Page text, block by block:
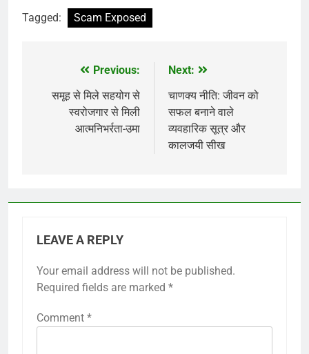
Tagged: Scam Exposed
navigation
Previous:
समूह से मिले सहयोग से
स्वरोजगार से मिली
आत्मनिभर्रता-उमा
Next:
चाणक्य नीति: जीवन को
सफल बनाने वाले
व्यवहारिक सूत्र और
कालजयी सीख
LEAVE A REPLY
Your email address will not be published.
Required fields are marked *
Comment *